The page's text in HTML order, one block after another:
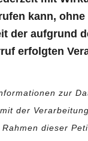
kann, ohne
der aufgrund
erfolgten
zur
der
dieser